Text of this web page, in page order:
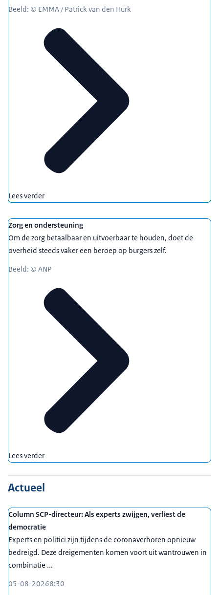
Beeld: © EMMA / Patrick van den Hurk
Lees verder
Zorg en ondersteuning
Om de zorg betaalbaar en uitvoerbaar te houden, doet de
overheid steeds vaker een beroep op burgers zelf.
Beeld: © ANP
Lees verder
Actueel
Column SCP-directeur: Als experts zwijgen, verliest de
democratie
Experts en politici zijn tijdens de coronaverhoren opnieuw
bedreigd. Deze dreigementen komen voort uit wantrouwen in
combinatie ...
05-08-20268:30